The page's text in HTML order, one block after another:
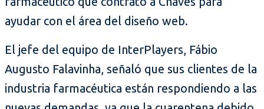
ayudar con el área del diseño web.
El jefe del equipo de InterPlayers, Fábio
Augusto Falavinha, señaló que sus clientes de la
industria farmacéutica están respondiendo a las